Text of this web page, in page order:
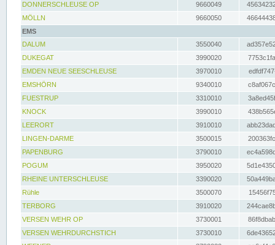
DONNERSCHLEUSE OP
9660049
MÖLLN
9660050
EMS
DALUM
3550040
DUKEGAT
3990020
EMDEN NEUE SEESCHLEUSE
3970010
EMSHÖRN
9340010
FUESTRUP
3310010
KNOCK
3990010
LEERORT
3910010
LINGEN-DARME
3500015
PAPENBURG
3790010
POGUM
3950020
RHEINE UNTERSCHLEUSE
3390020
Rühle
3500070
TERBORG
3910020
VERSEN WEHR OP
3730001
VERSEN WEHRDURCHSTICH
3730010